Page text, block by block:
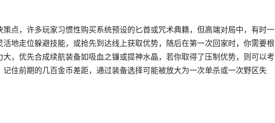
点，许多玩家习惯性购买系统预设的匕首或咒术典籍，但高端对局中，有时一
地走位躲避技能，或抢先到达线上获取优势，随后在第一次回家时，你需要根
，优先合成续航装备如吸血之镰或提神水晶，若你取得了压制优势，则可以考
住前期的几百金币差距，通过装备选择可能被放大为一次单杀或一次野区失